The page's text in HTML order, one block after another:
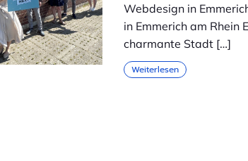
Webdesign in
in Emmerich am Rhein
charmante Stadt […]
Weiterlesen